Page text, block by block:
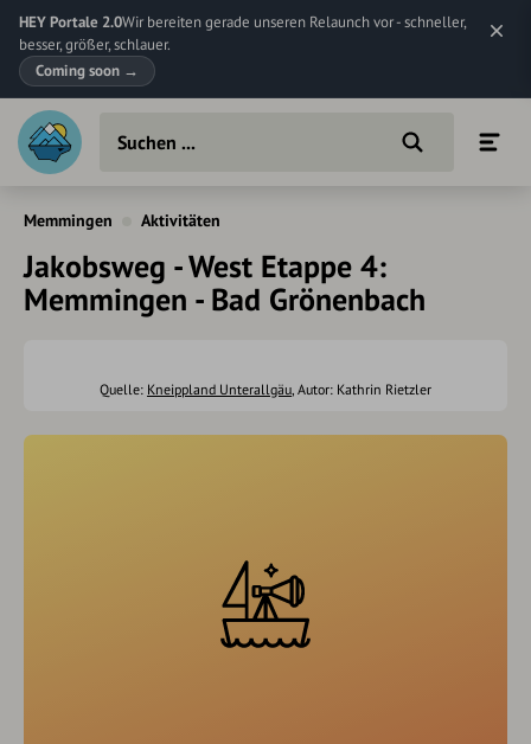
HEY Portale 2.0Wir bereiten gerade unseren Relaunch vor - schneller,
besser, größer, schlauer.
Coming soon →
Memmingen Aktivitäten
Jakobsweg - West Etappe 4:
Memmingen - Bad Grönenbach
Quelle: Kneippland Unterallgäu, Autor: Kathrin Rietzler